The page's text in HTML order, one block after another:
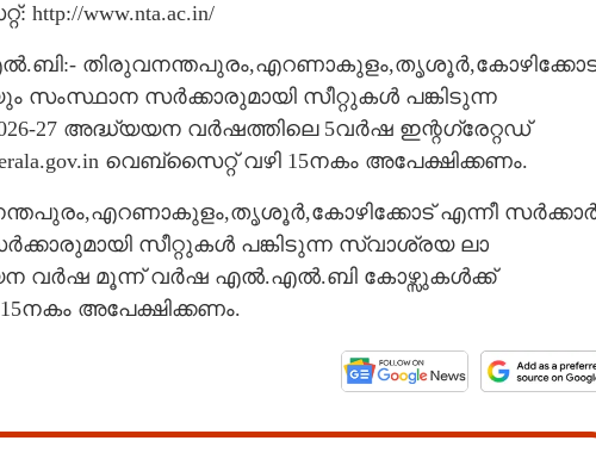
www.nta.ac.in/
സംസ്ഥാന സർക്കാരുമായി സീറ്റുകൾ പങ്കിടുന്ന
27 അദ്ധ്യയന വർഷത്തിലെ 5വർഷ ഇന്റഗ്രേറ്റഡ്
വെബ്സൈറ്റ് വഴി 15നകം അപേക്ഷിക്കണം.
എന്നീ
സീറ്റുകൾ പങ്കിടുന്ന സ്വാശ്രയ ലാ
വർഷ മൂന്ന് വർഷ എൽ.എൽ.ബി കോഴ്സുകൾക്ക്
15നകം അപേക്ഷിക്കണം.